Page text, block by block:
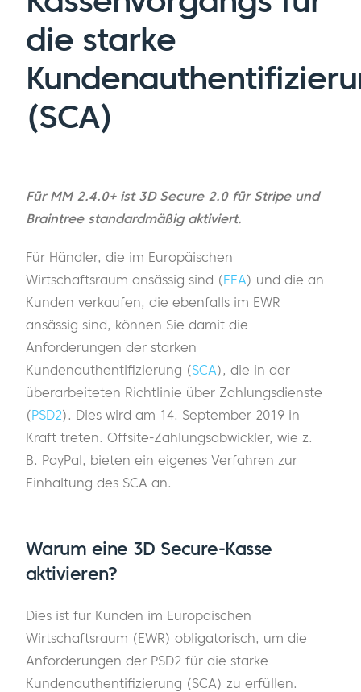
die starke
(SCA)
Für MM 2.4.0+ ist 3D Secure 2.0 für Stripe und
Braintree standardmäßig aktiviert.
Für Händler, die im Europäischen
Wirtschaftsraum ansässig sind (EEA) und die an
Kunden verkaufen, die ebenfalls im EWR
ansässig sind, können Sie damit die
Anforderungen der starken
Kundenauthentifizierung (SCA), die in der
überarbeiteten Richtlinie über Zahlungsdienste
(PSD2). Dies wird am 14. September 2019 in
Kraft treten. Offsite-Zahlungsabwickler, wie z.
B. PayPal, bieten ein eigenes Verfahren zur
Einhaltung des SCA an.
Warum eine 3D Secure-Kasse
aktivieren?
Dies ist für Kunden im Europäischen
Wirtschaftsraum (EWR) obligatorisch, um die
Anforderungen der PSD2 für die starke
Kundenauthentifizierung (SCA) zu erfüllen.